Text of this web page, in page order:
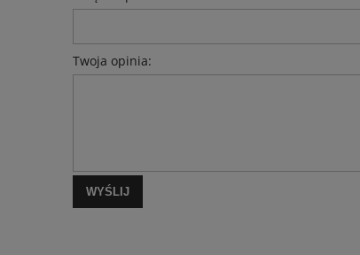
Twoja opinia:
WYŚLIJ